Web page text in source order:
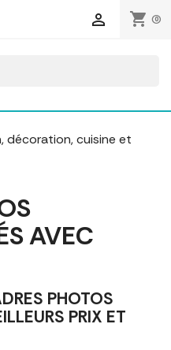
shopping_cart (0)

décoration, cuisine et
AVEC
PHOTOS
PRIX ET